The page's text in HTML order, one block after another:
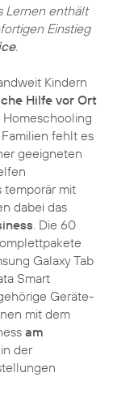
Lernen enthält
Einstieg
.
Kindern
Hilfe vor Ort
Homeschooling
fehlt es
geeigneten
temporär mit
dabei das
. Die 60
Galaxy Tab
Smart
Geräte-
mit dem
am
der